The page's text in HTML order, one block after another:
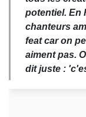
potentiel. En
chanteurs
feat car on
aiment pas.
dit juste :